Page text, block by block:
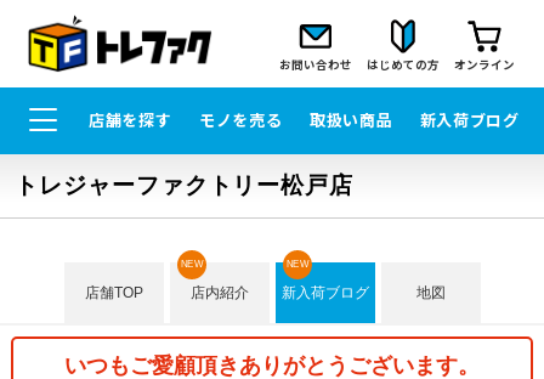
お問い合わせ はじめての方 オンライン
店舗を探す モノを売る 取扱い商品 新入荷ブログ
トレジャーファクトリー松戸店
店舗TOP 店内紹介
NEW
新入荷ブログ
NEW
地図
いつもご愛顧頂きありがとうございます。